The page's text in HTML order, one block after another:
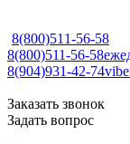
8(800)511-56-58
8(800)511-56-58
8(904)931-42-74
Заказать звонок
Задать вопрос